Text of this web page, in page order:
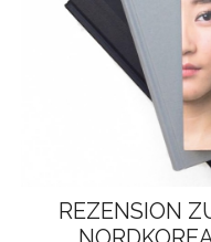
REZENSION